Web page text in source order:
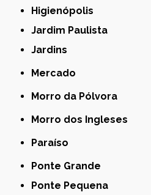
Higienópolis
Jardim Paulista
Jardins
Mercado
Morro da Pólvora
Morro dos Ingleses
Paraíso
Ponte Grande
Ponte Pequena